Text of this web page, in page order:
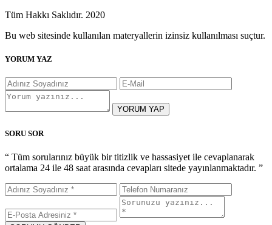
Tüm Hakkı Saklıdır. 2020
Bu web sitesinde kullanılan materyallerin izinsiz kullanılması suçtur.
YORUM YAZ
YORUM YAP
SORU SOR
“ Tüm sorularınız büyük bir titizlik ve hassasiyet ile cevaplanarak
ortalama 24 ile 48 saat arasında cevapları sitede yayınlanmaktadır. ”